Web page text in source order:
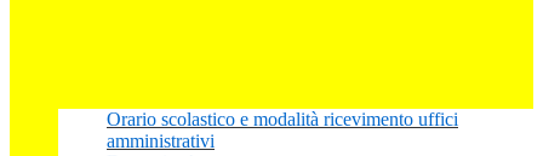
Orario scolastico e modalità ricevimento uffici
amministrativi